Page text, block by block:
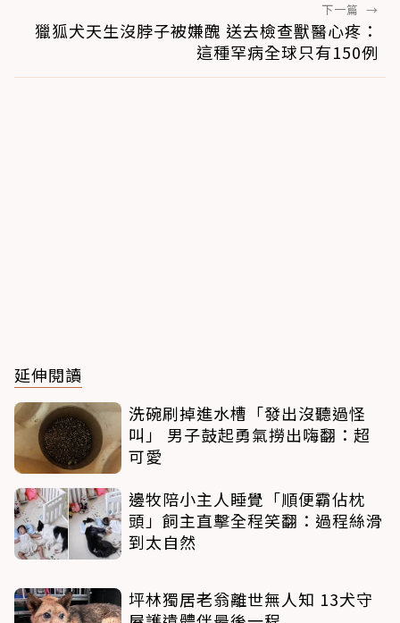
下一篇 →
獵狐犬天生沒脖子被嫌醜 送去檢查獸醫心疼：
這種罕病全球只有150例
延伸閱讀
洗碗刷掉進水槽「發出沒聽過怪
叫」 男子鼓起勇氣撈出嗨翻：超
可愛
邊牧陪小主人睡覺「順便霸佔枕
頭」飼主直擊全程笑翻：過程絲滑
到太自然
坪林獨居老翁離世無人知 13犬守